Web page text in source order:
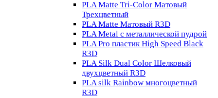
PLA Matte Tri-Color Матовый
Трехцветный
PLA Matte Матовый R3D
PLA Metal с металлической пудрой
PLA Pro пластик High Speed Black
R3D
PLA Silk Dual Color Шелковый
двухцветный R3D
PLA silk Rainbow многоцветный
R3D